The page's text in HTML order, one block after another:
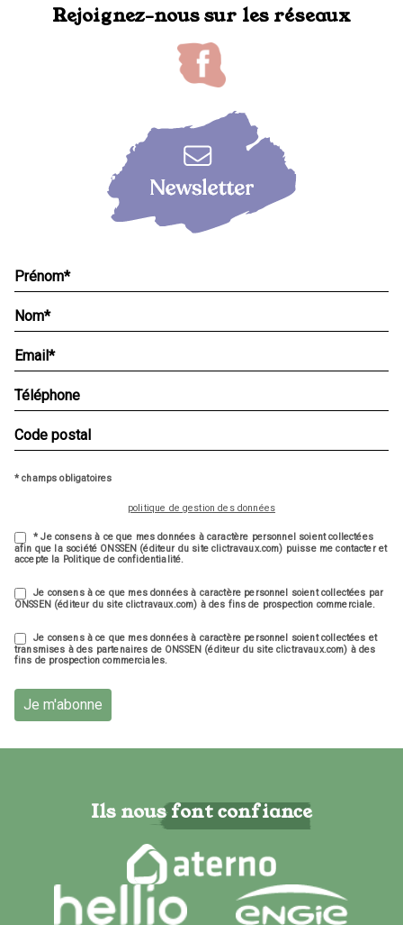
Rejoignez-nous sur les réseaux
* champs obligatoires
politique de gestion des données
* Je consens à ce que mes données à caractère personnel soient collectées
afin que la société ONSSEN (éditeur du site clictravaux.com) puisse me contacter et
accepte la Politique de confidentialité.
Je consens à ce que mes données à caractère personnel soient collectées par
ONSSEN (éditeur du site clictravaux.com) à des fins de prospection commerciale.
Je consens à ce que mes données à caractère personnel soient collectées et
transmises à des partenaires de ONSSEN (éditeur du site clictravaux.com) à des
fins de prospection commerciales.
Je m'abonne
Ils nous font confiance